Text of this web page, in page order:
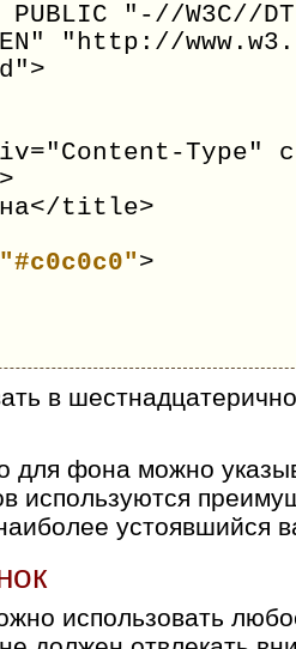
PUBLIC "-//W3C//
"http://
title>
>
в
для фона можно
используются
устоявшийся
использовать